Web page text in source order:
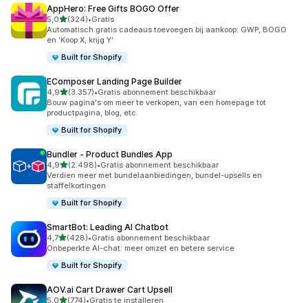
AppHero: Free Gifts BOGO Offer
5,0van 5 sterren
(324)
324 recensies in totaal
•Gratis
Automatisch gratis cadeaus toevoegen bij aankoop: GWP, BOGO
en 'Koop X, krijg Y'
Built for Shopify
EComposer Landing Page Builder
4,9van 5 sterren
(3.357)
3357 recensies in totaal
•Gratis abonnement beschikbaar
Bouw pagina's om meer te verkopen, van een homepage tot
productpagina, blog, etc.
Built for Shopify
Bundler ‑ Product Bundles App
4,9van 5 sterren
(2.498)
2498 recensies in totaal
•Gratis abonnement beschikbaar
Verdien meer met bundelaanbiedingen, bundel-upsells en
staffelkortingen
Built for Shopify
SmartBot: Leading AI Chatbot
4,7van 5 sterren
(428)
428 recensies in totaal
•Gratis abonnement beschikbaar
Onbeperkte AI-chat: meer omzet en betere service
Built for Shopify
AOV.ai Cart Drawer Cart Upsell
5,0van 5 sterren
(774)•Gratis te installeren